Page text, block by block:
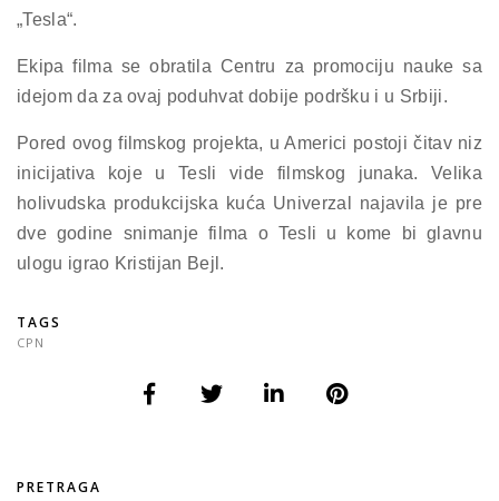
„Tesla“.
Ekipa filma se obratila Centru za promociju nauke sa
idejom da za ovaj poduhvat dobije podršku i u Srbiji.
Pored ovog filmskog projekta, u Americi postoji čitav niz
inicijativa koje u Tesli vide filmskog junaka. Velika
holivudska produkcijska kuća Univerzal najavila je pre
dve godine snimanje filma o Tesli u kome bi glavnu
ulogu igrao Kristijan Bejl.
TAGS
CPN
PRETRAGA